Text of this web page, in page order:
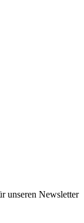
unseren Newsletter